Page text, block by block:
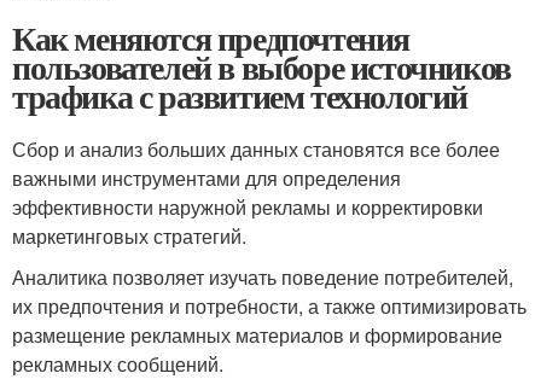
Как меняются предпочтения
пользователей в выборе источников
трафика с развитием технологий
Сбор и анализ больших данных становятся все более
важными инструментами для определения
эффективности наружной рекламы и корректировки
маркетинговых стратегий.
Аналитика позволяет изучать поведение потребителей,
их предпочтения и потребности, а также оптимизировать
размещение рекламных материалов и формирование
рекламных сообщений.